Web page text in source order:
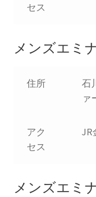
セス
メンズエミ
住所
石
ァ
アク
セス
JR
メンズエミ